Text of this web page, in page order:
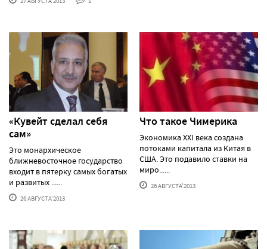
«Кувейт сделал себя
сам»
Это монархическое
ближневосточное государство
входит в пятерку самых богатых
и развитых ......
26 АВГУСТА'2013
Что такое Чимерика
Экономика XXI века создана
потоками капитала из Китая в
США. Это подавило ставки на
миро......
26 АВГУСТА'2013